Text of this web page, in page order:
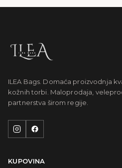
ILEA Bags. Domaća proizvodnja
kožnih torbi. Maloprodaja,
partnerstva širom regije.
KUPOVINA